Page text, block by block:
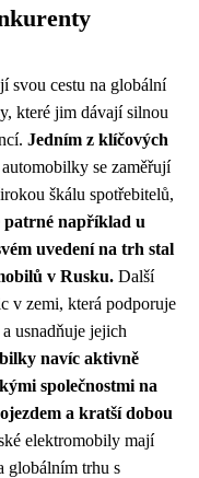
svou cestu na globální
které jim dávají silnou
Jedním z klíčových
se zaměřují
škálu spotřebitelů,
patrné například u
uvedení na trh stal
v Rusku. Další
v zemi, která podporuje
usnadňuje jejich
navíc aktivně
společnostmi na
a kratší dobou
elektromobily mají
globálním trhu s